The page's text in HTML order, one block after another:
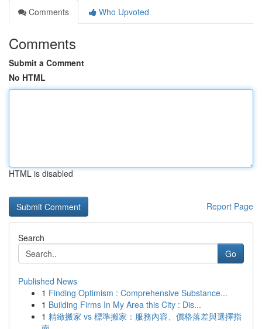
Comments
Who Upvoted
Comments
Submit a Comment
No HTML
HTML is disabled
Report Page
Search
Go
Published News
1 Finding Optimism : Comprehensive Substance...
1 Building Firms In My Area this City : Dis...
1 精緻搬家 vs 標準搬家：服務內容、價格落差與選擇指